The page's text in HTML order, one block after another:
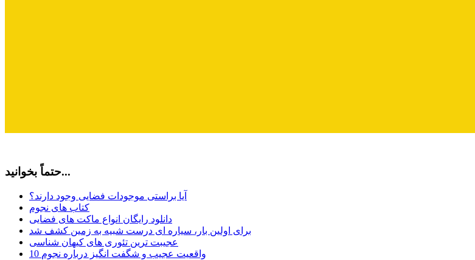
حتماً بخوانید...
آیا براستی موجودات فضایی وجود دارند؟
کتاب های نجوم
دانلود رایگان انواع ماکت های فضایی
برای اولین بار، سیاره ای درست شبیه به زمین کشف شد
عجیبت ترین تئوری های کیهان شناسی
10 واقعیت عجیب و شگفت انگیز درباره نجوم